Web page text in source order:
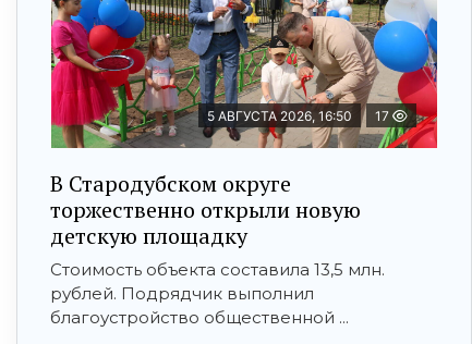
5 АВГУСТА 2026, 16:50 17
В Стародубском округе
торжественно открыли новую
детскую площадку
Стоимость объекта составила 13,5 млн.
рублей. Подрядчик выполнил
благоустройство общественной ...